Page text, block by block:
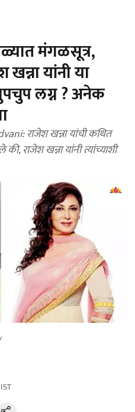
मंगळसूत्र,
यांनी या
लग्न ? अनेक
कथित
राजेश खन्ना यांनी त्यांच्याशी
IST